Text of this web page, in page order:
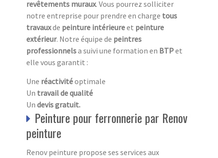
revêtements muraux. Vous pourrez solliciter
notre entreprise pour prendre en charge tous
travauxde peinture intérieureet peinture
extérieur. Notre équipe de peintres
professionnelsa suivi une formation en BTPet
elle vous garantit :
Une réactivitéoptimale
Un travail de qualité
Un devis gratuit.
Peinture pour ferronnerie par Renov
peinture
Renov peinture propose ses services aux